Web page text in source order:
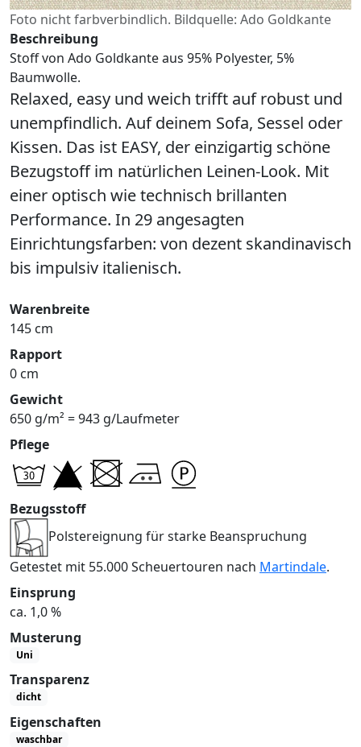
Foto nicht farbverbindlich. Bildquelle: Ado Goldkante
Beschreibung
Stoff von Ado Goldkante aus 95% Polyester, 5%
Baumwolle.
Relaxed, easy und weich trifft auf robust und
unempfindlich. Auf deinem Sofa, Sessel oder
Kissen. Das ist EASY, der einzigartig schöne
Bezugstoff im natürlichen Leinen-Look. Mit
einer optisch wie technisch brillanten
Performance. In 29 angesagten
Einrichtungsfarben: von dezent skandinavisch
bis impulsiv italienisch.
Warenbreite
145 cm
Rapport
0 cm
Gewicht
650 g/m² = 943 g/Laufmeter
Pflege
Bezugsstoff
Polstereignung für starke Beanspruchung
Getestet mit 55.000 Scheuertouren nach Martindale.
Einsprung
ca. 1,0 %
Musterung
Uni
Transparenz
dicht
Eigenschaften
waschbar